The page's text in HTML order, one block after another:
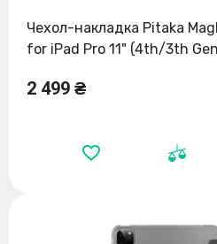
Чехол-накладка Pitaka
for iPad Pro 11" (4th/3th
2 499 ₴